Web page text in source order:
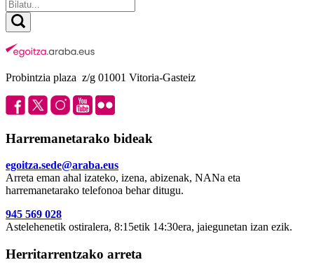
Probintzia plaza z/g 01001 Vitoria-Gasteiz
Harremanetarako bideak
egoitza.sede@araba.eus
Arreta eman ahal izateko, izena, abizenak, NANa eta
harremanetarako telefonoa behar ditugu.
945 569 028
Astelehenetik ostiralera, 8:15etik 14:30era, jaiegunetan izan ezik.
Herritarrentzako arreta